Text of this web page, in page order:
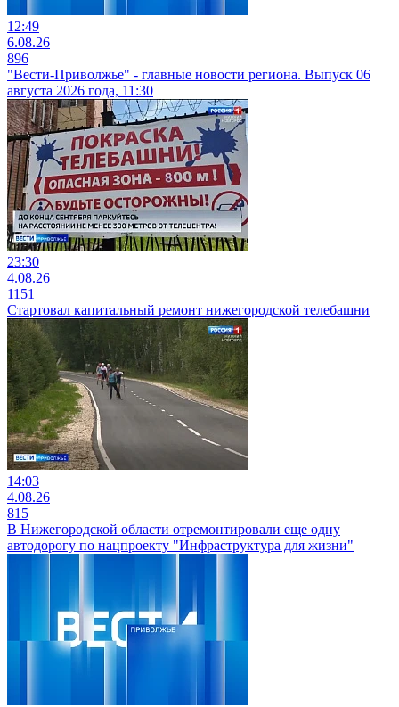
12:49
6.08.26
896
"Вести-Приволжье" - главные новости региона. Выпуск 06
августа 2026 года, 11:30
23:30
4.08.26
1151
Стартовал капитальный ремонт нижегородской телебашни
14:03
4.08.26
815
В Нижегородской области отремонтировали еще одну
автодорогу по нацпроекту "Инфраструктура для жизни"